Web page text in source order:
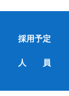
採用予定
人 員